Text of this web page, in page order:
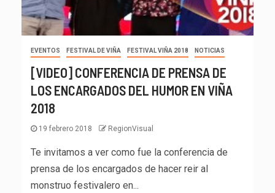
EVENTOS FESTIVAL DE VIÑA FESTIVAL VIÑA 2018 NOTICIAS
[VIDEO] CONFERENCIA DE PRENSA DE
LOS ENCARGADOS DEL HUMOR EN VIÑA
2018
19 febrero 2018 RegionVisual
Te invitamos a ver como fue la conferencia de
prensa de los encargados de hacer reir al
monstruo festivalero en...